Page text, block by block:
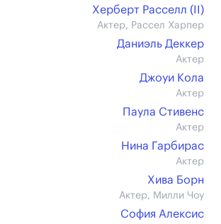
Херберт Расселл (II)
Актер, Рассел Харпер
Даниэль Деккер
Актер
Джоуи Кола
Актер
Паула Стивенс
Актер
Нина Гарбирас
Актер
Хива Борн
Актер, Милли Чоу
София Алексис